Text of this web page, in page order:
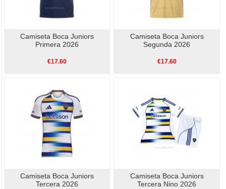
Camiseta Boca Juniors
Primera 2026
€17.60
Camiseta Boca Juniors
Segunda 2026
€17.60
Camiseta Boca Juniors
Tercera 2026
Camiseta Boca Juniors
Tercera Nino 2026